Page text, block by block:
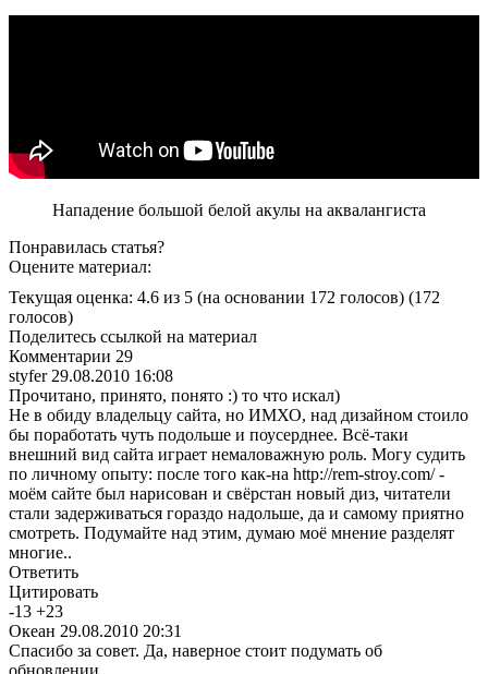
Нападение большой белой акулы на аквалангиста
Понравилась статья?
Оцените материал:
Текущая оценка: 4.6 из 5 (на основании 172 голосов) (172
голосов)
Поделитесь ссылкой на материал
Комментарии 29
styfer 29.08.2010 16:08
Прочитано, принято, понято :) то что искал)
Не в обиду владельцу сайта, но ИМХО, над дизайном стоило
бы поработать чуть подольше и поусерднее. Всё-таки
внешний вид сайта играет немаловажную роль. Могу судить
по личному опыту: после того как-на http://rem-stroy.com/ -
моём сайте был нарисован и свёрстан новый диз, читатели
стали задерживаться гораздо надольше, да и самому приятно
смотреть. Подумайте над этим, думаю моё мнение разделят
многие..
Ответить
Цитировать
-13 +23
Океан 29.08.2010 20:31
Спасибо за совет. Да, наверное стоит подумать об
обновлении.